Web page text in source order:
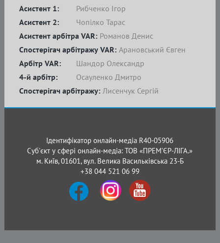
Асистент 1:
Рибченко Ігор
Асистент 2:
Чопілко Тарас
4-й арбітр:
Осауленко Дмитро
Спостерігач арбітражу: Лисенчук Сергій
Арбітр VAR: Шандор Олександр
Асистент арбітра VAR: Романов Денис
Спостерігач арбітражу VAR: Арановський Євген
Ідентифікатор онлайн-медіа R40-05906
Суб'єкт у сфері онлайн-медіа: ТОВ «ПРЕМ’ЄР-ЛІГА.»
м. Київ, 01601, вул. Велика Васильківська 23-Б
+38 044 521 06 99